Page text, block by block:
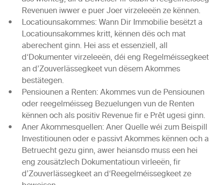
Revenuen iwwer e puer Joer virzeleeën ze kënnen.
Locatiounsakommes: Wann Dir Immobilie besëtzt a
Locatiounsakommes kritt, kënnen dës och mat
aberechent ginn. Hei ass et essenziell, all
d‘Dokumenter virzeleeën, déi eng Regelméissegkeet
an d’Zouverlässegkeet vun dësem Akommes
bestätegen.
Pensiounen a Renten: Akommes vun de Pensiounen
oder reegelméisseg Bezuelungen vun de Renten
kënnen och als positiv Revenue fir e Prêt ugesi ginn.
Aner Akommesquellen: Aner Quelle wéi zum Beispill
Investitiounen oder e passivt Akommes kënnen och a
Betruecht gezu ginn, awer heiansdo muss een hei
eng zousätzlech Dokumentatioun virleeën, fir
d’Zouverlässegkeet an d‘Reegelméissegkeet ze